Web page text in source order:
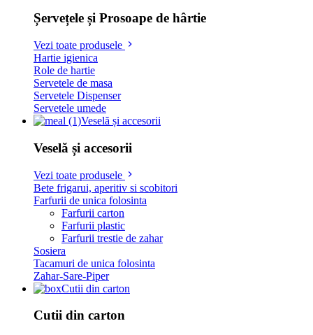
Șervețele și Prosoape de hârtie
Vezi toate produsele
Hartie igienica
Role de hartie
Servetele de masa
Servetele Dispenser
Servetele umede
Veselă și accesorii
Veselă și accesorii
Vezi toate produsele
Bete frigarui, aperitiv si scobitori
Farfurii de unica folosinta
Farfurii carton
Farfurii plastic
Farfurii trestie de zahar
Sosiera
Tacamuri de unica folosinta
Zahar-Sare-Piper
Cutii din carton
Cutii din carton